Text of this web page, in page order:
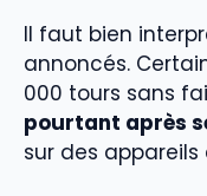
Il faut bien
annoncés.
000 tours sans
pourtant après
sur des